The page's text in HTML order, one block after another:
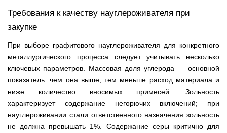
Требования к качеству науглероживателя при
закупке
При выборе графитового науглероживателя для конкретного
металлургического процесса следует учитывать несколько
ключевых параметров. Массовая доля углерода — основной
показатель: чем она выше, тем меньше расход материала и
ниже количество вносимых примесей. Зольность
характеризует содержание негорючих включений; при
науглероживании стали ответственного назначения зольность
не должна превышать 1%. Содержание серы критично для